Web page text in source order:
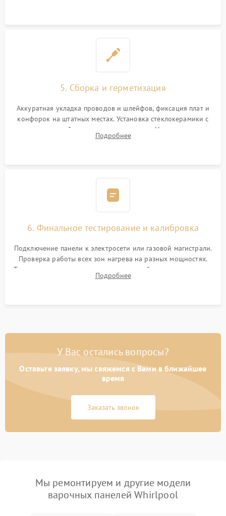
5. Сборка и герметизация
Аккуратная укладка проводов и шлейфов, фиксация плат и
конфорок на штатных местах. Установка стеклокерамики с
проверкой равномерности зазоров. Нанесение
термостойкого герметика или укладка уплотнительной
Подробнее
6. Финальное тестирование и калибровка
Подключение панели к электросети или газовой магистрали.
Проверка работы всех зон нагрева на разных мощностях.
Тестирование сенсорного управления, таймера, индикаторов
остаточного тепла и систем защиты от перегрева.
Подробнее
У Вас остались вопросы?
Оставьте заявку, мы свяжемся с Вами в ближайшее
время
Заказать звонок
Мы ремонтируем и другие модели
варочных панелей Whirlpool